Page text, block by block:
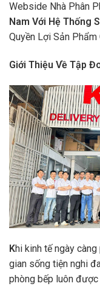
Webside Nhà Phân
Nam Với Hệ Thống
Quyền Lợi Sản Phẩm
Giới Thiệu Về Tập
Khi kinh tế ngày
gian sống tiện nghi
phòng bếp luôn